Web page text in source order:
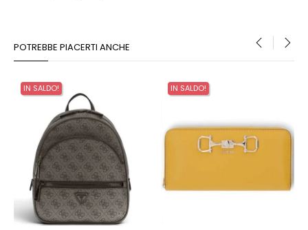
POTREBBE PIACERTI ANCHE
IN SALDO! IN SALDO!